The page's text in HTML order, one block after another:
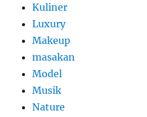
Kuliner
Luxury
Makeup
masakan
Model
Musik
Nature